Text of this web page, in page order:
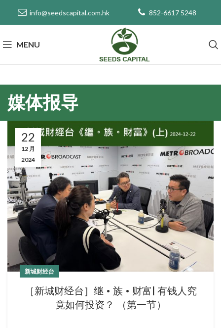
info@seedscapital.com.hk 852-6617 5248
MENU
媒体报导
22
12 月
2024
新城财经台
［新城财经台］继 • 族 • 财富| 有钱人究
竟如何投资？ （第一节）